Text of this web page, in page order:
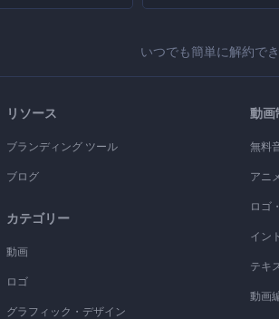
いつでも簡単に解約でき
リソース
ブランディング ツール
ブログ
カテゴリー
動画
ロゴ
グラフィック・デザイン
動画
無料
アニ
ロゴ
イン
テキ
動画